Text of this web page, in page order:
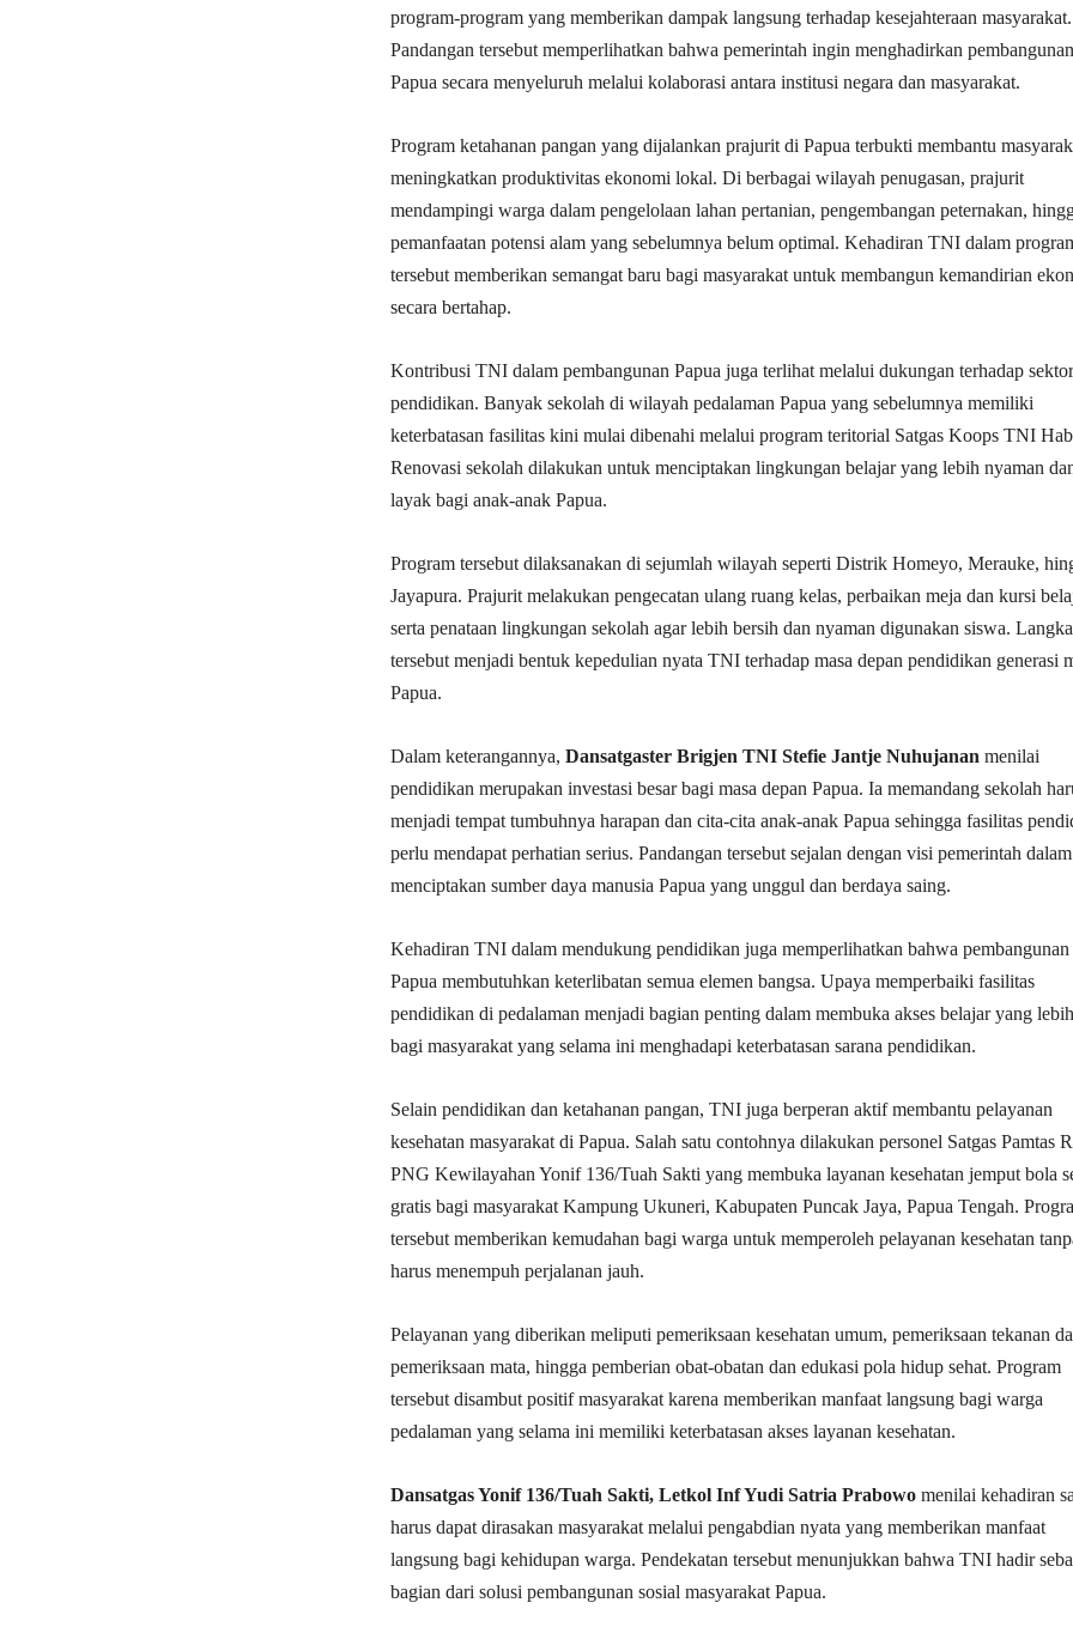
program-program yang memberikan dampak langsung terhadap kesejahteraan masyarakat.
Pandangan tersebut memperlihatkan bahwa pemerintah ingin menghadirkan pembangunan
Papua secara menyeluruh melalui kolaborasi antara institusi negara dan masyarakat.
Program ketahanan pangan yang dijalankan prajurit di Papua terbukti membantu
meningkatkan produktivitas ekonomi lokal. Di berbagai wilayah penugasan, prajurit
mendampingi warga dalam pengelolaan lahan pertanian, pengembangan peternakan,
pemanfaatan potensi alam yang sebelumnya belum optimal. Kehadiran TNI dalam
tersebut memberikan semangat baru bagi masyarakat untuk membangun kemandirian
secara bertahap.
Kontribusi TNI dalam pembangunan Papua juga terlihat melalui dukungan terhadap sektor
pendidikan. Banyak sekolah di wilayah pedalaman Papua yang sebelumnya memiliki
keterbatasan fasilitas kini mulai dibenahi melalui program teritorial Satgas Koops TNI
Renovasi sekolah dilakukan untuk menciptakan lingkungan belajar yang lebih nyaman
layak bagi anak-anak Papua.
Program tersebut dilaksanakan di sejumlah wilayah seperti Distrik Homeyo, Merauke,
Jayapura. Prajurit melakukan pengecatan ulang ruang kelas, perbaikan meja dan kursi
serta penataan lingkungan sekolah agar lebih bersih dan nyaman digunakan siswa.
tersebut menjadi bentuk kepedulian nyata TNI terhadap masa depan pendidikan generasi
Papua.
Dalam keterangannya, Dansatgaster Brigjen TNI Stefie Jantje Nuhujanan menilai
pendidikan merupakan investasi besar bagi masa depan Papua. Ia memandang sekolah
menjadi tempat tumbuhnya harapan dan cita-cita anak-anak Papua sehingga fasilitas
perlu mendapat perhatian serius. Pandangan tersebut sejalan dengan visi pemerintah dalam
menciptakan sumber daya manusia Papua yang unggul dan berdaya saing.
Kehadiran TNI dalam mendukung pendidikan juga memperlihatkan bahwa pembangunan
Papua membutuhkan keterlibatan semua elemen bangsa. Upaya memperbaiki fasilitas
pendidikan di pedalaman menjadi bagian penting dalam membuka akses belajar yang
bagi masyarakat yang selama ini menghadapi keterbatasan sarana pendidikan.
Selain pendidikan dan ketahanan pangan, TNI juga berperan aktif membantu pelayanan
kesehatan masyarakat di Papua. Salah satu contohnya dilakukan personel Satgas Pamtas
PNG Kewilayahan Yonif 136/Tuah Sakti yang membuka layanan kesehatan jemput bola
gratis bagi masyarakat Kampung Ukuneri, Kabupaten Puncak Jaya, Papua Tengah.
tersebut memberikan kemudahan bagi warga untuk memperoleh pelayanan kesehatan
harus menempuh perjalanan jauh.
Pelayanan yang diberikan meliputi pemeriksaan kesehatan umum, pemeriksaan tekanan
pemeriksaan mata, hingga pemberian obat-obatan dan edukasi pola hidup sehat. Program
tersebut disambut positif masyarakat karena memberikan manfaat langsung bagi warga
pedalaman yang selama ini memiliki keterbatasan akses layanan kesehatan.
Dansatgas Yonif 136/Tuah Sakti, Letkol Inf Yudi Satria Prabowo menilai kehadiran
harus dapat dirasakan masyarakat melalui pengabdian nyata yang memberikan manfaat
langsung bagi kehidupan warga. Pendekatan tersebut menunjukkan bahwa TNI hadir
bagian dari solusi pembangunan sosial masyarakat Papua.